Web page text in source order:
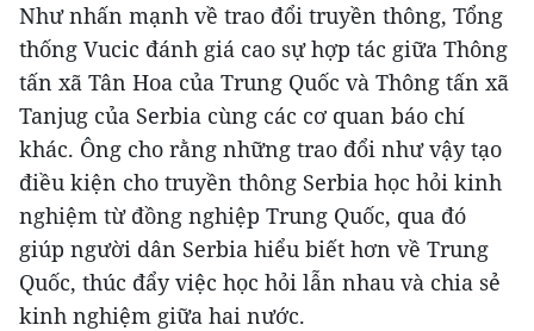
Như nhấn mạnh về trao đổi truyền thông, Tổng
thống Vucic đánh giá cao sự hợp tác giữa Thông
tấn xã Tân Hoa của Trung Quốc và Thông tấn xã
Tanjug của Serbia cùng các cơ quan báo chí
khác. Ông cho rằng những trao đổi như vậy tạo
điều kiện cho truyền thông Serbia học hỏi kinh
nghiệm từ đồng nghiệp Trung Quốc, qua đó
giúp người dân Serbia hiểu biết hơn về Trung
Quốc, thúc đẩy việc học hỏi lẫn nhau và chia sẻ
kinh nghiệm giữa hai nước.